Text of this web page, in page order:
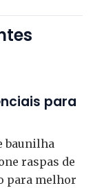
para
baunilha
raspas de
para melhor